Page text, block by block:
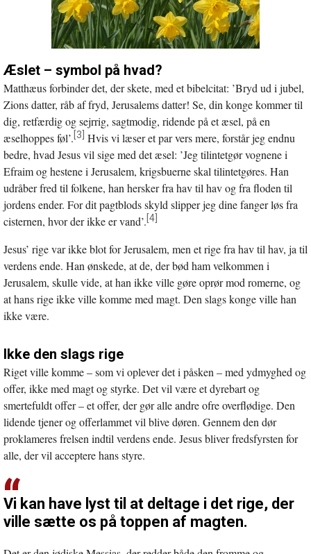
Æslet – symbol på hvad?
Matthæus forbinder det, der skete, med et bibelcitat: ’Bryd ud i jubel,
Zions datter, råb af fryd, Jerusalems datter! Se, din konge kommer til
dig, retfærdig og sejrrig, sagtmodig, ridende på et æsel, på en
æselhoppes føl’.[3] Hvis vi læser et par vers mere, forstår jeg endnu
bedre, hvad Jesus vil sige med det æsel: ’Jeg tilintetgør vognene i
Efraim og hestene i Jerusalem, krigsbuerne skal tilintetgøres. Han
udråber fred til folkene, han hersker fra hav til hav og fra floden til
jordens ender. For dit pagtblods skyld slipper jeg dine fanger løs fra
cisternen, hvor der ikke er vand’.[4]
Jesus’ rige var ikke blot for Jerusalem, men et rige fra hav til hav, ja til
verdens ende. Han ønskede, at de, der bød ham velkommen i
Jerusalem, skulle vide, at han ikke ville gøre oprør mod romerne, og
at hans rige ikke ville komme med magt. Den slags konge ville han
ikke være.
Ikke den slags rige
Riget ville komme – som vi oplever det i påsken – med ydmyghed og
offer, ikke med magt og styrke. Det vil være et dyrebart og
smertefuldt offer – et offer, der gør alle andre ofre overflødige. Den
lidende tjener og offerlammet vil blive døren. Gennem den dør
proklameres frelsen indtil verdens ende. Jesus bliver fredsfyrsten for
alle, der vil acceptere hans styre.
Vi kan have lyst til at deltage i det rige, der
ville sætte os på toppen af magten.